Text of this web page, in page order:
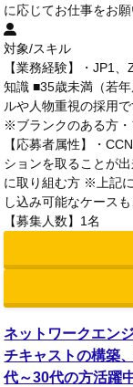
に応じてお仕事をお
対象/スキル
【業務経験】・JP1
知識 ■35歳未満（若
ルや人物重視の採用
※ブランクのある方・
【応募者属性】・
ションを取ることが
に取り組む方 ※上記
し込み可能なケース
【募集人数】1名
ネットワークエン
チキャストの構築
代～30代の方活躍